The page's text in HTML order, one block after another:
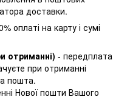
доставки.
оплаті на карту і сумі
отриманні) - передплата
при отриманні
пошта.
Нової пошти Вашого